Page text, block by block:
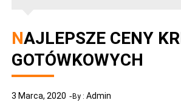
NAJLEPSZE CENY KREDYTÓW
GOTÓWKOWYCH
3 Marca, 2020 By :Admin